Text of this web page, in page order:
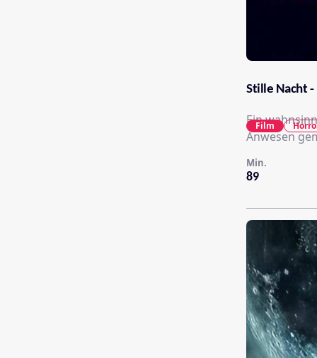
Stille Nacht
Ein
Anwesen
89
Min.
Film